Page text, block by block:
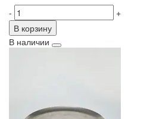
-
+
В корзину
В наличии